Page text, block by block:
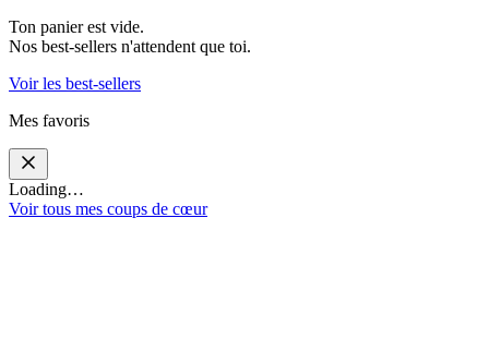
Ton panier est vide.
Nos best-sellers n'attendent que toi.
Voir les best-sellers
Mes favoris
Loading…
Voir tous mes coups de cœur